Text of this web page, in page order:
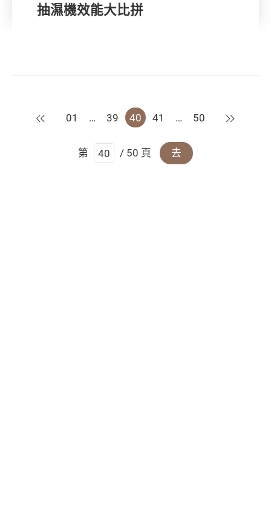
抽濕機效能大比拼
上一頁
01 … 39 40 41 … 50 下一頁
第 / 50 頁 去